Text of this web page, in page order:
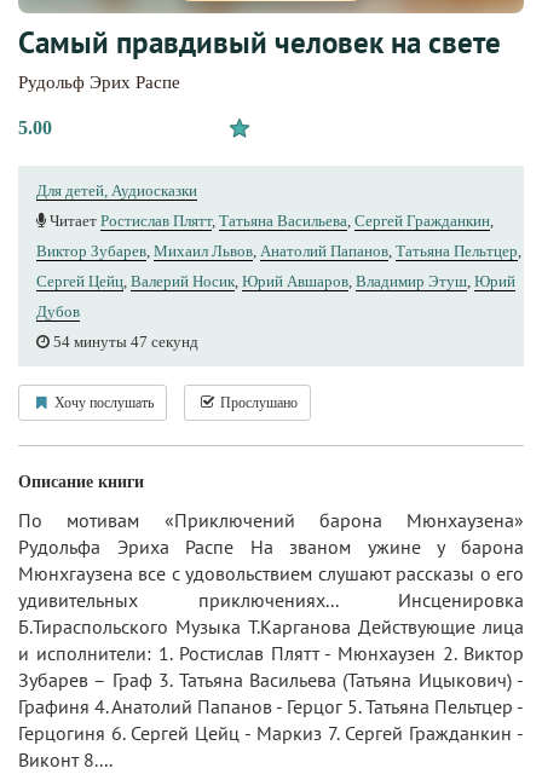
Самый правдивый человек на свете
Рудольф Эрих Распе
5.00
Для детей, Аудиосказки
Читает Ростислав Плятт, Татьяна Васильева, Сергей Гражданкин,
Виктор Зубарев, Михаил Львов, Анатолий Папанов, Татьяна Пельтцер,
Сергей Цейц, Валерий Носик, Юрий Авшаров, Владимир Этуш, Юрий
Дубов
54 минуты 47 секунд
Хочу послушать Прослушано
Описание книги
По мотивам «Приключений барона Мюнхаузена»
Рудольфа Эриха Распе На званом ужине у барона
Мюнхгаузена все с удовольствием слушают рассказы о его
удивительных приключениях... Инсценировка
Б.Тираспольского Музыка Т.Карганова Действующие лица
и исполнители: 1. Ростислав Плятт - Мюнхаузен 2. Виктор
Зубарев – Граф 3. Татьяна Васильева (Татьяна Ицыкович) -
Графиня 4. Анатолий Папанов - Герцог 5. Татьяна Пельтцер -
Герцогиня 6. Сергей Цейц - Маркиз 7. Сергей Гражданкин -
Виконт 8....